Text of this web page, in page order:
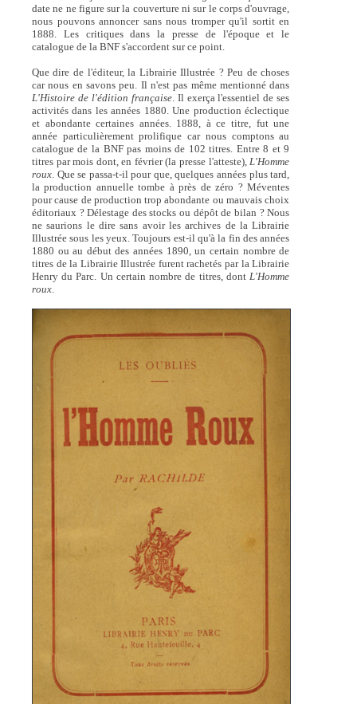
date ne ne figure sur la couverture ni sur le corps d'ouvrage,
nous pouvons annoncer sans nous tromper qu'il sortit en
1888. Les critiques dans la presse de l'époque et le
catalogue de la BNF s'accordent sur ce point.
Que dire de l'éditeur, la Librairie Illustrée ? Peu de choses
car nous en savons peu. Il n'est pas même mentionné dans
L'Histoire de l'édition française. Il exerça l'essentiel de ses
activités dans les années 1880. Une production éclectique
et abondante certaines années. 1888, à ce titre, fut une
année particulièrement prolifique car nous comptons au
catalogue de la BNF pas moins de 102 titres. Entre 8 et 9
titres par mois dont, en février (la presse l'atteste), L'Homme
roux. Que se passa-t-il pour que, quelques années plus tard,
la production annuelle tombe à près de zéro ? Méventes
pour cause de production trop abondante ou mauvais choix
éditoriaux ? Délestage des stocks ou dépôt de bilan ? Nous
ne saurions le dire sans avoir les archives de la Librairie
Illustrée sous les yeux. Toujours est-il qu'à la fin des années
1880 ou au début des années 1890, un certain nombre de
titres de la Librairie Illustrée furent rachetés par la Librairie
Henry du Parc. Un certain nombre de titres, dont L'Homme
roux.